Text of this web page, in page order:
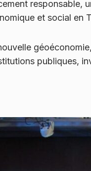
et social en
publiques,